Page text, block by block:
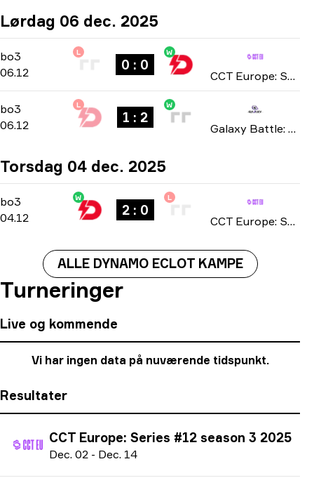
Lørdag 06 dec. 2025
bo3 Group Stage
bo3
06.12
L
0 : 0
W
CCT Europe: Series #12 season 3 2025
bo3 -bo3
06.12
L
1 : 2
W
Galaxy Battle: Phase 5 2025
Torsdag 04 dec. 2025
bo3 Group Stage-bo3
04.12
W
2 : 0
L
CCT Europe: Series #12 season 3 2025
ALLE DYNAMO ECLOT KAMPE
Turneringer
Live og kommende
Vi har ingen data på nuværende tidspunkt.
Resultater
CCT Europe: Series #12 season 3 2025
Dec. 02 - Dec. 14